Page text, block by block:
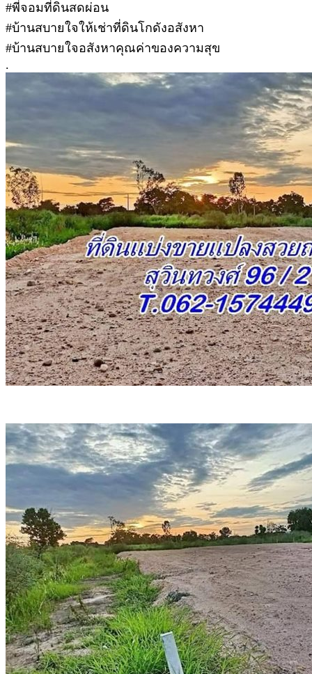
#พี่จอมที่ดินสดผ่อน
#บ้านสบายใจให้เช่าที่ดินโกดังอสังหา
#บ้านสบายใจอสังหาคุณค่าของความสุข
.